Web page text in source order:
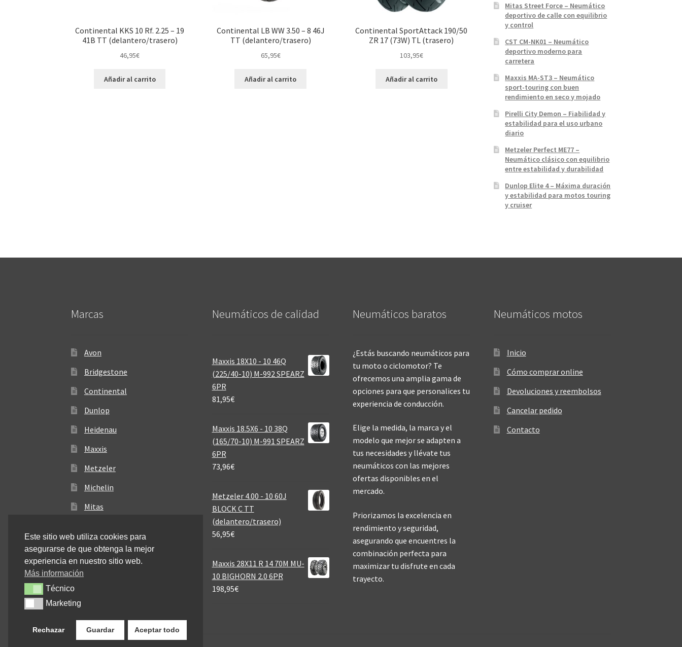
Continental KKS 10 Rf. 2.25 – 19
41B TT (delantero/trasero)
46,95€
Añadir al carrito
Continental LB WW 3.50 – 8 46J
TT (delantero/trasero)
65,95€
Añadir al carrito
Continental SportAttack 190/50
ZR 17 (73W) TL (trasero)
103,95€
Añadir al carrito
Mitas Street Force – Neumático
deportivo de calle con equilibrio
y control
CST CM-NK01 – Neumático
deportivo moderno para
carretera
Maxxis MA-ST3 – Neumático
sport-touring con buen
rendimiento en seco y mojado
Pirelli City Demon – Fiabilidad y
estabilidad para el uso urbano
diario
Metzeler Perfect ME77 –
Neumático clásico con equilibrio
entre estabilidad y durabilidad
Dunlop Elite 4 – Máxima duración
y estabilidad para motos touring
y cruiser
Marcas
Avon
Bridgestone
Continental
Dunlop
Heidenau
Maxxis
Metzeler
Michelin
Mitas
Neumáticos de calidad‎
Maxxis 18X10 - 10 46Q
(225/40-10) M-992 SPEARZ
6PR
81,95€
Maxxis 18.5X6 - 10 38Q
(165/70-10) M-991 SPEARZ
6PR
73,96€
Metzeler 4.00 - 10 60J
BLOCK C TT
(delantero/trasero)
56,95€
Maxxis 28X11 R 14 70M MU-
10 BIGHORN 2.0 6PR
198,95€
Neumáticos baratos
¿Estás buscando neumáticos para
tu moto o ciclomotor? Te
ofrecemos una amplia gama de
opciones para que personalices tu
experiencia de conducción.
Elige la medida, la marca y el
modelo que mejor se adapten a
tus necesidades y llévate tus
neumáticos con las mejores
ofertas disponibles en el
mercado.
Priorizamos la excelencia en
rendimiento y seguridad,
asegurando que encuentres la
combinación perfecta para
maximizar tu disfrute en cada
trayecto.
Neumáticos motos
Inicio
Cómo comprar online
Devoluciones y reembolsos
Cancelar pedido
Contacto
Este sitio web utiliza cookies para
asegurarse de que obtenga la mejor
experiencia en nuestro sitio web.
Más información
TécnicoTécnico
MarketingMarketing
Rechazar Guardar Aceptar todo